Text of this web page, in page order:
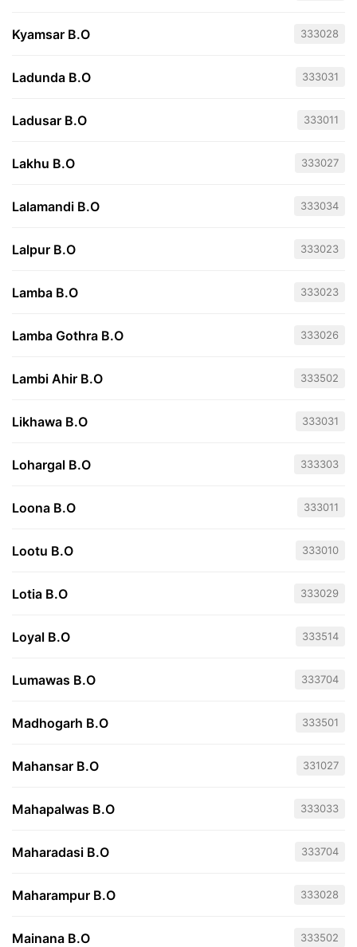
Kyamsar B.O 333028
Ladunda B.O 333031
Ladusar B.O 333011
Lakhu B.O 333027
Lalamandi B.O 333034
Lalpur B.O 333023
Lamba B.O 333023
Lamba Gothra B.O 333026
Lambi Ahir B.O 333502
Likhawa B.O 333031
Lohargal B.O 333303
Loona B.O 333011
Lootu B.O 333010
Lotia B.O 333029
Loyal B.O 333514
Lumawas B.O 333704
Madhogarh B.O 333501
Mahansar B.O 331027
Mahapalwas B.O 333033
Maharadasi B.O 333704
Maharampur B.O 333028
Mainana B.O 333502